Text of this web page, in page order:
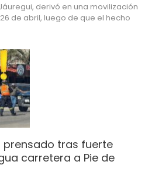
derivó en una movilización
de abril, luego de que el hecho
tras fuerte
carretera a Pie de